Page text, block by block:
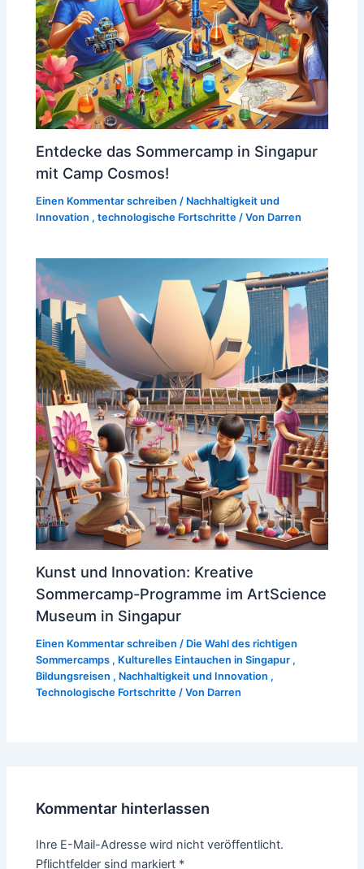
Entdecke das Sommercamp in Singapur
mit Camp Cosmos!
Einen Kommentar schreiben / Nachhaltigkeit und
Innovation ,technologische Fortschritte / Von Darren
Kunst und Innovation: Kreative
Sommercamp-Programme im ArtScience
Museum in Singapur
Einen Kommentar schreiben / Die Wahl des richtigen
Sommercamps , Kulturelles Eintauchen in Singapur ,
Bildungsreisen , Nachhaltigkeit und Innovation ,
Technologische Fortschritte / Von Darren
Kommentar hinterlassen
Ihre E-Mail-Adresse wird nicht veröffentlicht.
Pflichtfelder sind markiert *